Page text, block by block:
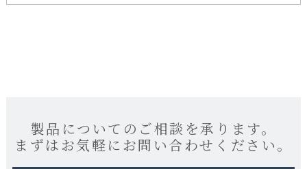
製品についてのご相談を承ります。
まずはお気軽にお問い合わせください。